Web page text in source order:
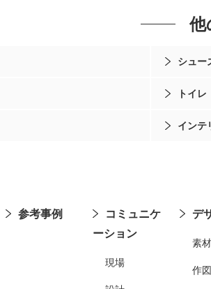
他
シュー
トイレ
インテ
参考事例
コミュニケ
ーション
現場
デ
素材
作図